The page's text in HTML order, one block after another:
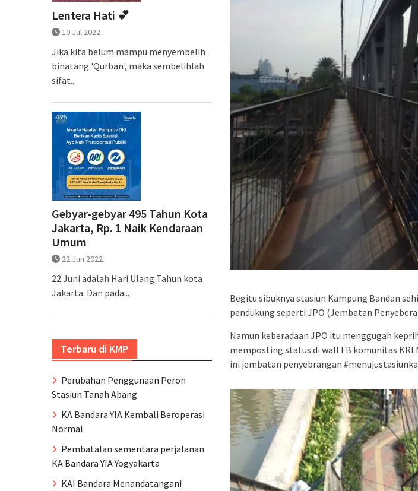
Begitu sibuknya stasiun Kampung Bandan
pendukung seperti JPO (Jembatan
Namun keberadaan JPO itu menggugah
memposting status di wall FB komunitas
ini jembatan penyebrangan
Lentera Hati 💕
10 Jul 2022
Jika kita belum mampu menyembelih
binatang 'Qurban', maka sembelihlah
sifat...
Gebyar-gebyar 495 Tahun Kota
Jakarta, Rp. 1 Naik Kendaraan
Umum
22 Jun 2022
22 Juni adalah Hari Ulang Tahun kota
Jakarta. Dan pada...
Terbaru di KMP
Perubahan Penggunaan Peron
Stasiun Tanah Abang
KA Bandara YIA Kembali Beroperasi
Normal
Pembatalan sementara perjalanan
KA Bandara YIA Yogyakarta
KAI Bandara Menandatangani